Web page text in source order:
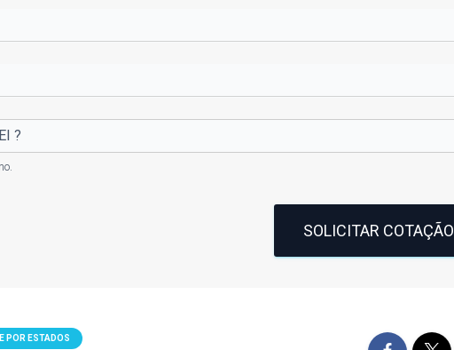
SOLICITAR COTAÇÃO
POR ESTADOS